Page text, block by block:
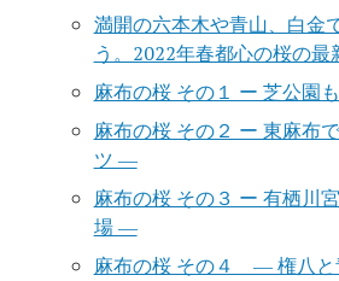
満開の六本木や青山、白金
う。2022年春都心の桜の最
麻布の桜 その１ ー 芝公園
麻布の桜 その２ ー 東麻布
ツ ―
麻布の桜 その３ ー 有栖川
場 ―
麻布の桜 その４ ― 権八